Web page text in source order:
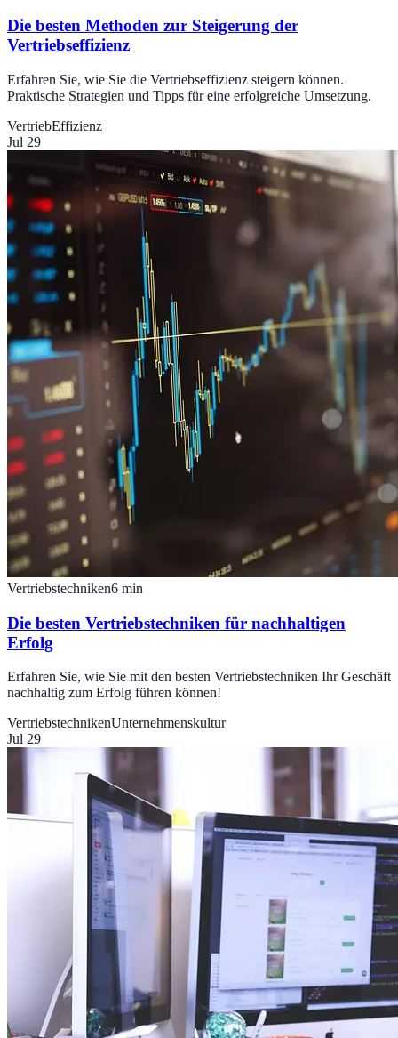
Die besten Methoden zur Steigerung der
Vertriebseffizienz
Erfahren Sie, wie Sie die Vertriebseffizienz steigern können.
Praktische Strategien und Tipps für eine erfolgreiche Umsetzung.
VertriebEffizienz
Jul 29
Vertriebstechniken6 min
Die besten Vertriebstechniken für nachhaltigen
Erfolg
Erfahren Sie, wie Sie mit den besten Vertriebstechniken Ihr Geschäft
nachhaltig zum Erfolg führen können!
VertriebstechnikenUnternehmenskultur
Jul 29